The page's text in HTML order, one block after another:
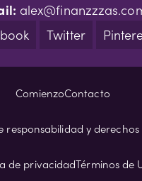
Twitter
ComienzoContacto
responsabilidad y
de privacidadTérminos de